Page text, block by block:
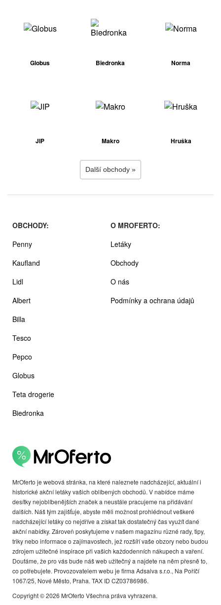
Globus Biedronka Norma
JIP Makro Hruška
Další obchody »
MrOferto je webová stránka, na které naleznete nadcházející, aktuální i
historické akční letáky vašich oblíbených obchodů. V nabídce máme
desítky nejoblíbenějších značek a neustále pracujeme na přidávání
dalších. Náš tým zajišťuje, abyste měli možnost prohlédnout veškeré
nadcházející letáky co nejdříve a získat tak dostatečný čas využít dané
akční nabídky. Zároveň poskytujeme v našem magazínu různé rady, tipy,
triky nebo informace o zajímavostech, jež rozšíří vaše obzory nebo budou
zdrojem užitečné inspirace při vašich každodenních nákupech a vaření.
Doufáme, že pro vás bude náš web užitečný a najdete na něm přesně to,
co potřebujete. Provozovatelem webu je firma Adsalva s.r.o., Na Poříčí
1067/25, Nové Město, Praha. TAX ID CZ03786986.
Copyright © 2026 MrOferto Všechna práva vyhrazena.
OBCHODY:
Penny
Kaufland
Lidl
Albert
Billa
Tesco
Pepco
Globus
Teta drogerie
Biedronka
O MROFERTO:
Letáky
Obchody
O nás
Podmínky a ochrana údajů